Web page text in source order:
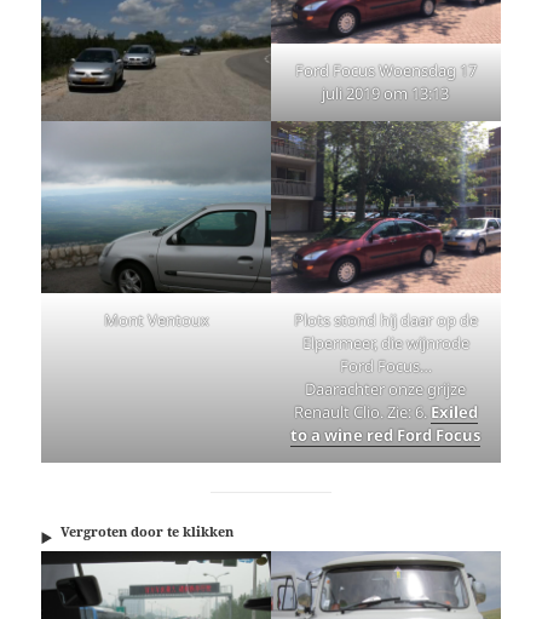
Ford Focus Woensdag 17
juli 2019 om 13:13
Mont Ventoux
Plots stond hij daar op de
Elpermeer, die wijnrode
Ford Focus…
Daarachter onze grijze
Renault Clio. Zie: 6. Exiled
to a wine red Ford Focus
Vergroten door te klikken